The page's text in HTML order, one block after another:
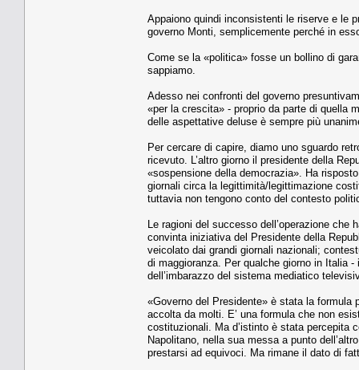
Appaiono quindi inconsistenti le riserve e le
governo Monti, semplicemente perché in
Come se la «politica» fosse un bollino di
sappiamo.
Adesso nei confronti del governo
«per la crescita» - proprio da parte di quella
delle aspettative deluse è sempre più
Per cercare di capire, diamo uno sguardo
ricevuto. L’altro giorno il presidente della
«sospensione della democrazia». Ha
giornali circa la legittimità/legittimazione
tuttavia non tengono conto del contesto
Le ragioni del successo dell’operazione che
convinta iniziativa del Presidente della
veicolato dai grandi giornali nazionali;
di maggioranza. Per qualche giorno in Italia
dell’imbarazzo del sistema mediatico
«Governo del Presidente» è stata la
accolta da molti. E’ una formula che non
costituzionali. Ma d’istinto è stata percepita
Napolitano, nella sua messa a punto
prestarsi ad equivoci. Ma rimane il dato di